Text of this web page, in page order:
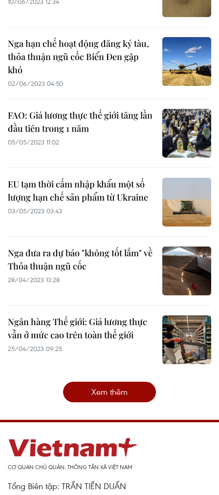
Nga hạn chế hoạt động đăng ký tàu,
thỏa thuận ngũ cốc Biển Đen gặp
khó
02/06/2023 04:50
FAO: Giá lương thực thế giới tăng lần
đầu tiên trong 1 năm
05/05/2023 11:02
EU tạm thời cấm nhập khẩu một số
lượng hạn chế sản phẩm từ Ukraine
03/05/2023 03:43
Nga đưa ra dự báo "không tốt lắm" về
Thỏa thuận ngũ cốc
28/04/2023 13:28
Ngân hàng Thế giới: Giá lương thực
vẫn ở mức cao trên toàn thế giới
25/04/2023 09:25
Xem thêm
CƠ QUAN CHỦ QUẢN: THÔNG TẤN XÃ VIỆT NAM
Tổng Biên tập: TRẦN TIẾN DUẨN